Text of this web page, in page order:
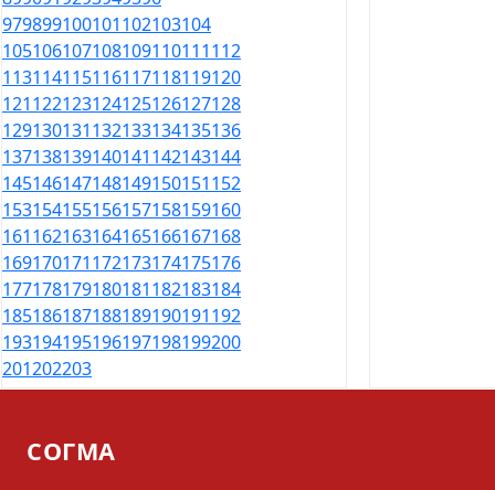
979899100101102103104
105106107108109110111112
113114115116117118119120
121122123124125126127128
129130131132133134135136
137138139140141142143144
145146147148149150151152
153154155156157158159160
161162163164165166167168
169170171172173174175176
177178179180181182183184
185186187188189190191192
193194195196197198199200
201202203
СОГМА